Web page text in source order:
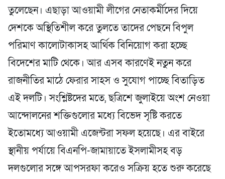
তুলেছেন। এছাড়া আওয়ামী লীগের নেতাকর্মীদের দিয়ে
দেশকে অস্থিতিশীল করে তুলতে তাদের পেছনে বিপুল
পরিমাণ কালোটাকাসহ আর্থিক বিনিয়োগ করা হচ্ছে
বিদেশের মাটি থেকে। আর এসব কারণেই নতুন করে
রাজনীতির মাঠে ফেরার সাহস ও সুযোগ পাচ্ছে বিতাড়িত
এই দলটি। সংশ্লিষ্টদের মতে, ছত্রিশে জুলাইয়ে অংশ নেওয়া
আন্দোলনের শক্তিগুলোর মধ্যে বিভেদ সৃষ্টি করতে
ইতোমধ্যে আওয়ামী এজেন্টরা সফল হয়েছে। এর বাইরে
স্থানীয় পর্যায়ে বিএনপি-জামায়াতে ইসলামীসহ বড়
দলগুলোর সঙ্গে আপসরফা করেও সক্রিয় হতে শুরু করেছে